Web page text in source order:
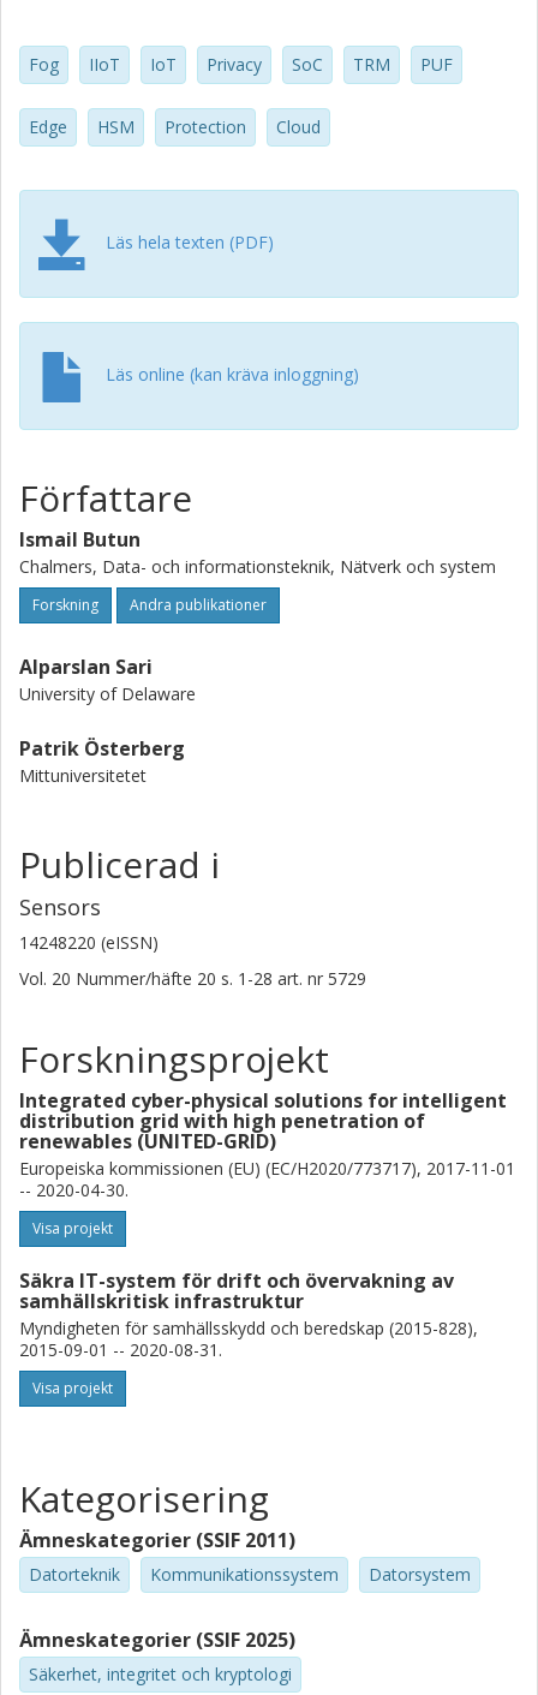
software-wise, but also from hardware alterations and
manipulations. Hence, this article first highlights the
importance and benefits of fog computing for IoT
networks, then investigates the means of providing
literature review, including but not limited to Hardware
Security Module, Physically Unclonable Function, System
on a Chip, and Tamper Resistant Memory.
Fog IIoT IoT Privacy SoC TRM PUF
Edge HSM Protection Cloud
Läs hela texten (PDF)
Läs online (kan kräva inloggning)
Författare
Ismail Butun
Chalmers, Data- och informationsteknik, Nätverk och system
Forskning Andra publikationer
Alparslan Sari
University of Delaware
Patrik Österberg
Mittuniversitetet
Publicerad i
Sensors
14248220 (eISSN)
Vol. 20 Nummer/häfte 20 s. 1-28 art. nr 5729
Forskningsprojekt
Integrated cyber-physical solutions for intelligent
distribution grid with high penetration of
renewables (UNITED-GRID)
Europeiska kommissionen (EU) (EC/H2020/773717), 2017-11-01
-- 2020-04-30.
Visa projekt
Säkra IT-system för drift och övervakning av
samhällskritisk infrastruktur
Myndigheten för samhällsskydd och beredskap (2015-828),
2015-09-01 -- 2020-08-31.
Visa projekt
Kategorisering
Ämneskategorier (SSIF 2011)
Datorteknik Kommunikationssystem Datorsystem
Ämneskategorier (SSIF 2025)
Säkerhet, integritet och kryptologi